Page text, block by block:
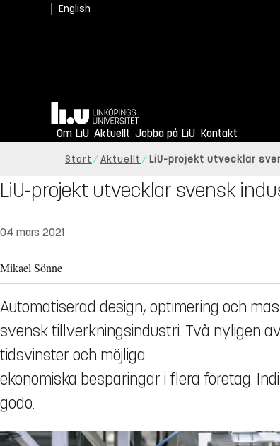
English
Hem
Om LiU Aktuellt Jobba på LiU Kontakt
Start Aktuellt LiU-projekt utvecklar
LiU-projekt utvecklar svensk
04 mars 2021
Mikael Sönne
Automatiserad design, optimering och
svensk tillverkningsindustri. Två nyligen
tidsvinster och möjliga
ekonomiska besparingar i flera företag.
godo.